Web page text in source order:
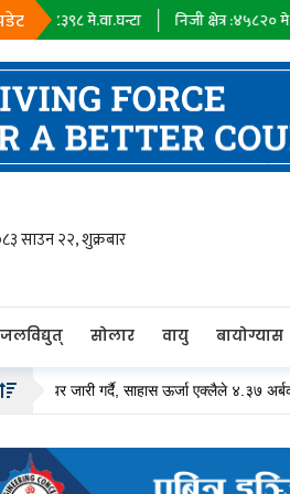
मे.वा.घन्टा निजी क्षेत्र : ४५८२०मे.वा.घन्टा
साउन २२, शुक्रबार
जलविद्युत् सोलार वायु बायोग्यास
गर्दै, साहास ऊर्जा एक्लैले ४.३७ अर्बको ल्याउँदै